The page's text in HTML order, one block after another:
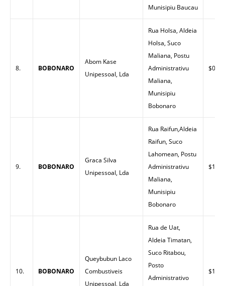
Munisipiu Baucau
8. BOBONARO
Abom Kase
Unipessoal, Lda
Rua Holsa, Aldeia
Holsa, Suco
Maliana, Postu
Administrativu
Maliana,
Munisipiu
Bobonaro
$0.00
9. BOBONARO
Graca Silva
Unipessoal, Lda
Rua Raifun,Aldeia
Raifun, Suco
Lahomean, Postu
Administrativu
Maliana,
Munisipiu
Bobonaro
$1.48
10. BOBONARO
Queybubun Laco
Combustiveis
Unipessoal, Lda
Rua de Uat,
Aldeia Timatan,
Suco Ritabou,
Posto
Administrativo
$1.58